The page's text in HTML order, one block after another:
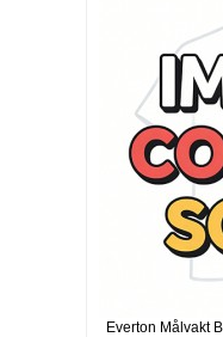
Everton Målvakt